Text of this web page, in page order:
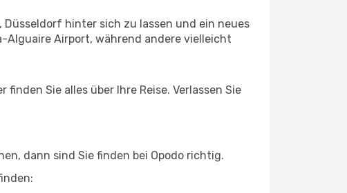
Düsseldorf hinter sich zu lassen und ein neues
Alguaire Airport, während andere vielleicht
Sie alles über Ihre Reise. Verlassen Sie
dann sind Sie finden bei Opodo richtig.